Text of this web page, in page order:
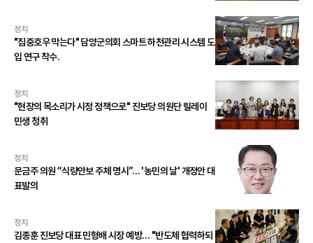
정치
"집중호우 막는다" 담양군의회 스마트 하천관리 시스템 도
입 연구 착수.
정치
"현장의 목소리가 시정 정책으로" 진보당 의원단 릴레이
민생 청취
정치
문금주 의원 “식량안보 주체 명시”… '농민의 날' 개정안 대
표발의
정치
김종훈 진보당 대표 민형배 시장 예방… "반도체 협력하되